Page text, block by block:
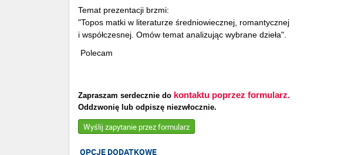
Temat prezentacji brzmi:
"Topos matki w literaturze średniowiecznej, romantycznej
i współczesnej. Omów temat analizując wybrane dzieła".
Polecam
Zapraszam serdecznie do kontaktu poprzez formularz.
Oddzwonię lub odpiszę niezwłocznie.
Wyślij zapytanie przez formularz
OPCJE DODATKOWE